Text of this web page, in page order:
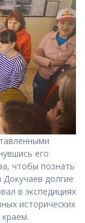
его
чтобы познать
долгие
в экспедициях
исторических